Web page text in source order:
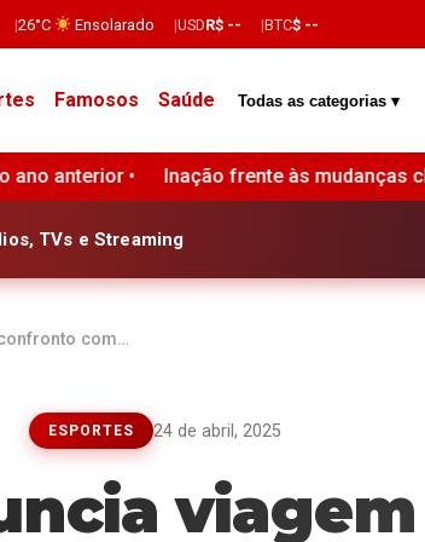
26°C Ensolarado USDR$ -- BTC$ --
Famosos Saúde Todas as categorias ▾
mudanças climáticas pode causar prejuízos
TVs e Streaming
com…
ESPORTES 24 de abril, 2025